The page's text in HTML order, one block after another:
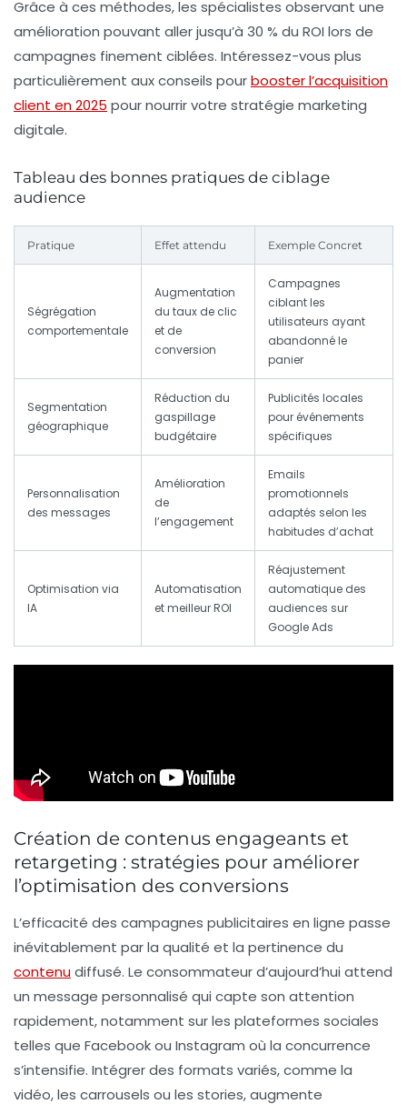
Grâce à ces méthodes, les spécialistes observant une
amélioration pouvant aller jusqu’à 30 % du ROI lors de
campagnes finement ciblées. Intéressez-vous plus
particulièrement aux conseils pourbooster l’acquisition
client en 2025 pour nourrir votre stratégie marketing
digitale.
Tableau des bonnes pratiques de ciblage
audience
Pratique Effet attendu Exemple Concret
Ségrégation
comportementale
Augmentation
du taux de clic
et de
conversion
Campagnes
ciblant les
utilisateurs ayant
abandonné le
panier
Segmentation
géographique
Réduction du
gaspillage
budgétaire
Publicités locales
pour événements
spécifiques
Personnalisation
des messages
Amélioration
de
l’engagement
Emails
promotionnels
adaptés selon les
habitudes d’achat
Optimisation via
IA
Automatisation
et meilleur ROI
Réajustement
automatique des
audiences sur
Google Ads
Création de contenus engageants et
retargeting : stratégies pour améliorer
l’optimisation des conversions
L’efficacité des campagnes publicitaires en ligne passe
inévitablement par la qualité et la pertinence du
contenudiffusé. Le consommateur d’aujourd’hui attend
un message personnalisé qui capte son attention
rapidement, notamment sur les plateformes sociales
telles que Facebook ou Instagram où la concurrence
s’intensifie. Intégrer des formats variés, comme la
vidéo, les carrousels ou les stories, augmente